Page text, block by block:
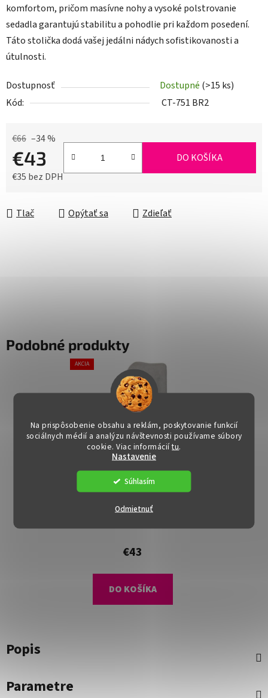
Na prispôsobenie obsahu a reklám, poskytovanie funkcií
sociálnych médií a analýzu návštevnosti používame súbory
cookie. Viac informáciítu.
Nastavenie
Odmietnuť
Súhlasím
komfortom, pričom masívne nohy a vysoké polstrovanie
sedadla garantujú stabilitu a pohodlie pri každom posedení.
Táto stolička dodá vašej jedálni nádych sofistikovanosti a
útulnosti.
Dostupnosť Dostupné (>15 ks)
Kód:
CT-751 BR2
€66 –34 %
€43
€35 bez DPH
DO KOŠÍKA
Tlač Opýtať sa Zdieľať
Podobné produkty
AKCIA
Jedálenská stolička -
NINA, Béžová látka
€43
DO KOŠÍKA
Popis
Parametre